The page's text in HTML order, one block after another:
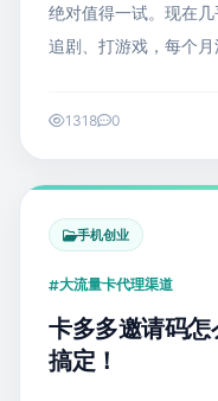
绝对值得一试。现在几
追剧、打游戏，每个
29元，流量动辄100G
1318 0
手机创业
大流量卡代理渠道
卡多多邀请码
搞定！